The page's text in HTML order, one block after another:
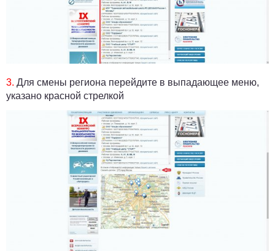
3. Для смены региона перейдите в выпадающее меню,
указано красной стрелкой